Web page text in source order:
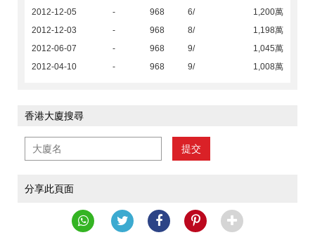
2012-12-05
- 968 6/
1,200萬
2012-12-03
- 968 8/
1,198萬
2012-06-07
- 968 9/
1,045萬
2012-04-10
- 968 9/ 1,008萬
香港大廈搜尋
提交
分享此頁面